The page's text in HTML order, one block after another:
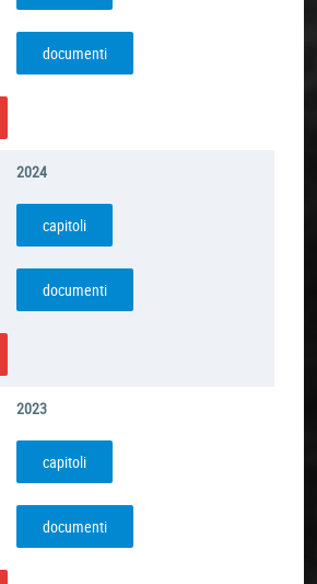
documenti
2024
capitoli
documenti
2023
capitoli
documenti